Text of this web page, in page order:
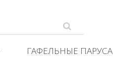
ГАФЕЛЬНЫЕ ПАРУСА